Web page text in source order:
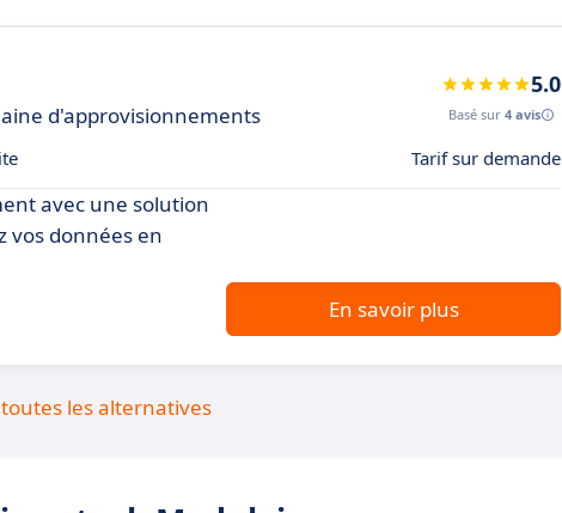
d'approvisionnements
5.0
Basé sur 4 avis
Tarif sur demande
avec une solution
vos données en
En savoir plus
les alternatives